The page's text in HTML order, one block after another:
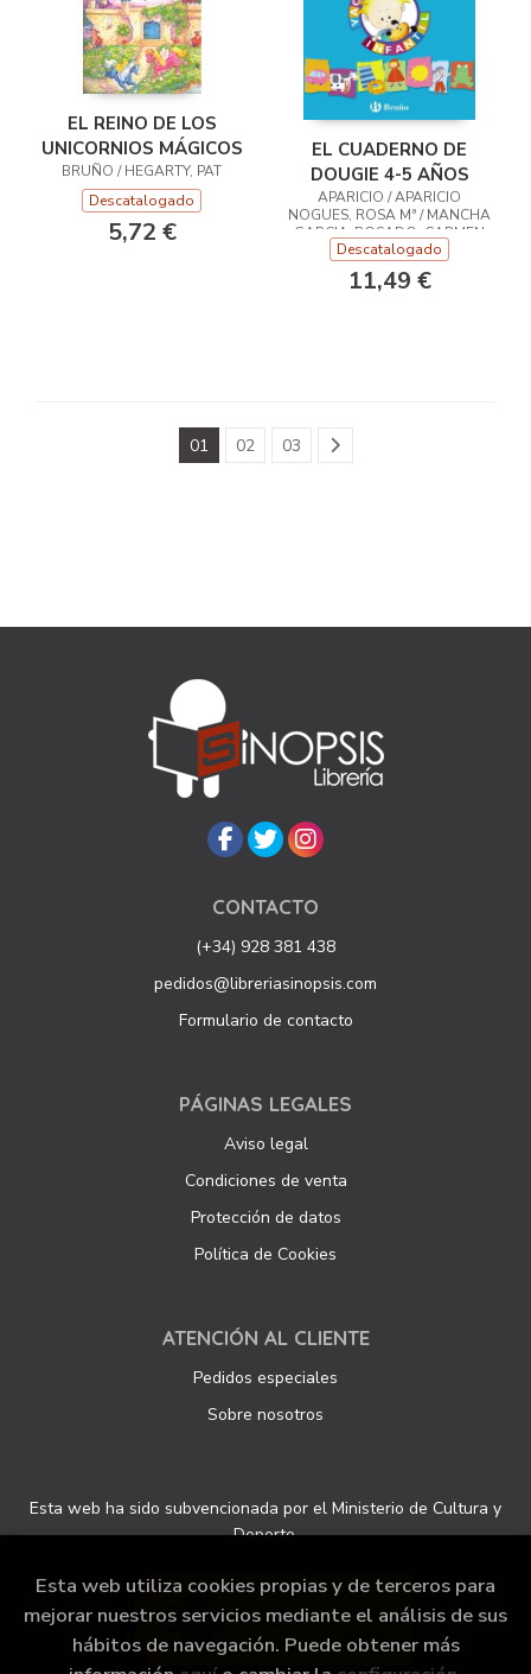
EL REINO DE LOS
UNICORNIOS MÁGICOS
BRUÑO / HEGARTY, PAT
Descatalogado
5,72 €
EL CUADERNO DE
DOUGIE 4-5 AÑOS
APARICIO / APARICIO
NOGUES, ROSA Mª / MANCHA
GARCIA-ROSADO, CARMEN
Descatalogado
11,49 €
01 02 03
CONTACTO
(+34) 928 381 438
pedidos@libreriasinopsis.com
Formulario de contacto
PÁGINAS LEGALES
Aviso legal
Condiciones de venta
Protección de datos
Política de Cookies
ATENCIÓN AL CLIENTE
Pedidos especiales
Sobre nosotros
Esta web ha sido subvencionada por el Ministerio de Cultura y
Deporte.
Esta web utiliza cookies propias y de terceros para
mejorar nuestros servicios mediante el análisis de sus
hábitos de navegación. Puede obtener más